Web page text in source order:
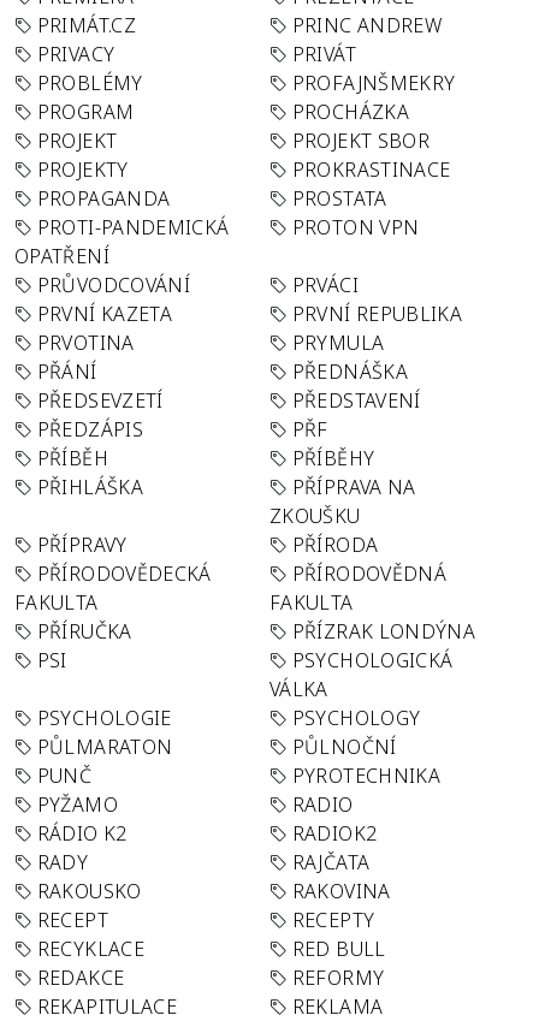
PRIMÁT.CZ
PRINC ANDREW
PRIVACY
PRIVÁT
PROBLÉMY
PROFAJNŠMEKRY
PROGRAM
PROCHÁZKA
PROJEKT
PROJEKT SBOR
PROJEKTY
PROKRASTINACE
PROPAGANDA
PROSTATA
PROTI-PANDEMICKÁ
OPATŘENÍ
PROTON VPN
PRŮVODCOVÁNÍ
PRVÁCI
PRVNÍ KAZETA
PRVNÍ REPUBLIKA
PRVOTINA
PRYMULA
PŘÁNÍ
PŘEDNÁŠKA
PŘEDSEVZETÍ
PŘEDSTAVENÍ
PŘEDZÁPIS
PŘF
PŘÍBĚH
PŘÍBĚHY
PŘIHLÁŠKA
PŘÍPRAVA NA
ZKOUŠKU
PŘÍPRAVY
PŘÍRODA
PŘÍRODOVĚDECKÁ
FAKULTA
PŘÍRODOVĚDNÁ
FAKULTA
PŘÍRUČKA
PŘÍZRAK LONDÝNA
PSI
PSYCHOLOGICKÁ
VÁLKA
PSYCHOLOGIE
PSYCHOLOGY
PŮLMARATON
PŮLNOČNÍ
PUNČ
PYROTECHNIKA
PYŽAMO
RADIO
RÁDIO K2
RADIOK2
RADY
RAJČATA
RAKOUSKO
RAKOVINA
RECEPT
RECEPTY
RECYKLACE
RED BULL
REDAKCE
REFORMY
REKAPITULACE
REKLAMA